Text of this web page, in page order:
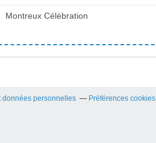
Montreux Célébration
données personnelles Préférences cookies